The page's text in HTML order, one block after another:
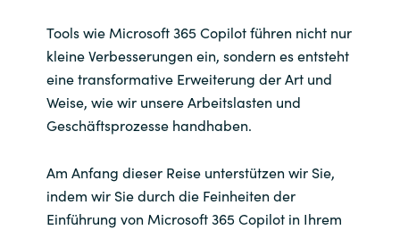
Tools wie Microsoft 365 Copilot führen nicht nur
kleine Verbesserungen ein, sondern es entsteht
eine transformative Erweiterung der Art und
Weise, wie wir unsere Arbeitslasten und
Geschäftsprozesse handhaben.
Am Anfang dieser Reise unterstützen wir Sie,
indem wir Sie durch die Feinheiten der
Einführung von Microsoft 365 Copilot in Ihrem